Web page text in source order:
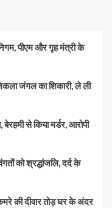
पीएम और गृह मंत्री के
जंगल का शिकारी, ले ली
से किया मर्डर, आरोपी
को श्रद्धांजलि, दर्द के
की दीवार तोड़ घर के अंदर